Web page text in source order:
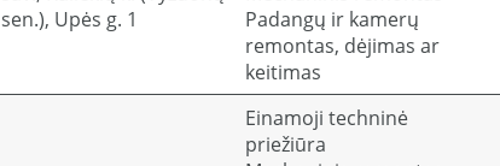
sen.), Upės g. 1
Padangų ir kamerų
remontas, dėjimas ar
keitimas
Einamoji techninė
priežiūra